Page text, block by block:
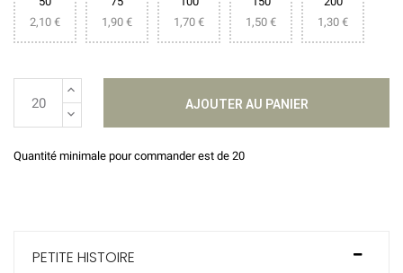
2,10 €
1,90 €
1,70 €
1,50 €
1,30 €
AJOUTER AU PANIER
Quantité minimale pour commander est de 20
PETITE HISTOIRE